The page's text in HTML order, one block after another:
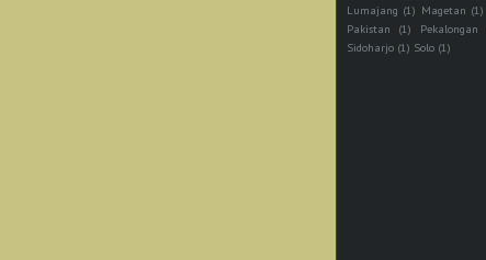
Lumajang (1) Magetan (1)
Pakistan
(1) Pekalongan
Sidoharjo (1) Solo (1)